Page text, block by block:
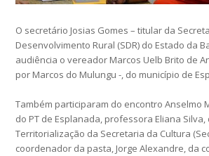
O secretário Josias Gomes – titular da
Desenvolvimento Rural (SDR) do Estado da
audiência o vereador Marcos Uelb Brito de
por Marcos do Mulungu -, do município de
Também participaram do encontro Anselmo
do PT de Esplanada, professora Eliana
Territorialização da Secretaria da Cultura
coordenador da pasta, Jorge Alexandre, da